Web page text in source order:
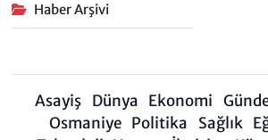
Haber Arşivi
Asayiş Dünya Ekonomi
Osmaniye Politika Sağlık